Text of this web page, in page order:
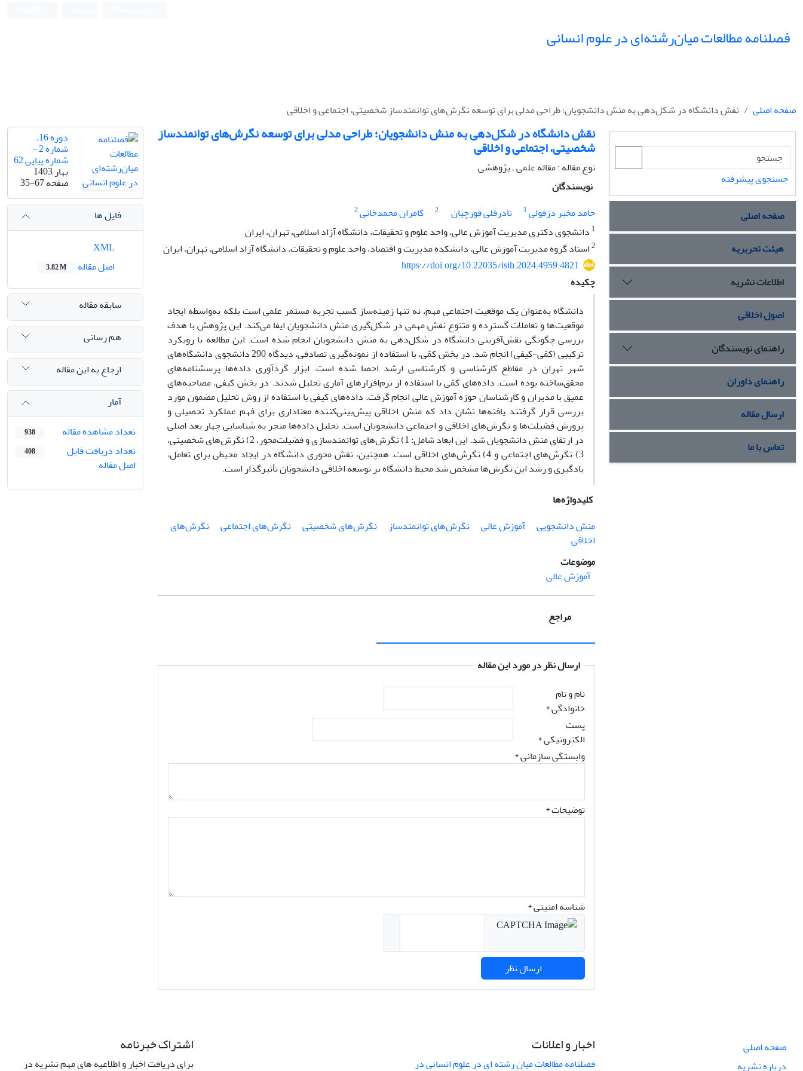
فصلنامه مطالعات میان‌رشته‌ای در علوم انسانی
صفحه اصلی نقش دانشگاه در شکل‌دهی به منش دانشجویان؛ طراحی مدلی برای توسعه نگرش‌های توانمندساز شخصیتی، اجتماعی و اخلاقی
نقش دانشگاه در شکل‌دهی به منش دانشجویان؛ طراحی مدلی برای توسعه نگرش‌های توانمندساز
شخصیتی، اجتماعی و اخلاقی
نوع مقاله : مقاله علمی ـ پژوهشی
نویسندگان
حامد مخبر دزفولی1 نادرقلی قورچیان 2 کامران محمدخانی2
1 دانشجوی دکتری مدیریت آموزش عالی، واحد علوم و تحقیقات، دانشگاه آزاد اسلامی، تهران، ایران
2استاد گروه مدیریت آموزش عالی، دانشکده مدیریت و اقتصاد، واحد علوم و تحقیقات، دانشگاه آزاد اسلامی، تهران، ایران
https://doi.org/10.22035/isih.2024.4959.4821
چکیده
دانشگاه به‌عنوان یک موقعیت اجتماعی مهم، نه تنها زمینه‌ساز کسب تجربه مستمر علمی است بلکه به‌واسطه ایجاد
موقعیت‌ها و تعاملات گسترده و متنوع نقش مهمی در شکل‌گیری منش دانشجویان ایفا می‌کند. این پژوهش با هدف
بررسی چگونگی نقش‌آفرینی دانشگاه در شکل‌دهی به منش دانشجویان انجام شده است. این مطالعه با رویکرد
ترکیبی (کمّی-کیفی) انجام شد. در بخش کمّی، با استفاده از نمونه‌گیری تصادفی، دیدگاه 290 دانشجوی دانشگاه‌های
شهر تهران در مقاطع کارشناسی و کارشناسی ارشد احصا شده است. ابزار گردآوری داده‌ها پرسشنامه‌های
محقق‌ساخته بوده است. داده‌های کمّی با استفاده از نرم‌افزارهای آماری تحلیل شدند. در بخش کیفی، مصاحبه‌های
عمیق با مدیران و کارشناسان حوزه آموزش عالی انجام گرفت. داده‌های کیفی با استفاده از روش تحلیل مضمون مورد
بررسی قرار گرفتند یافته‌ها نشان داد که منش اخلاقی پیش‌بینی‌کننده معناداری برای فهم عملکرد تحصیلی و
پرورش فضیلت‌ها و نگرش‌های اخلاقی و اجتماعی دانشجویان است. تحلیل داده‌ها منجر به شناسایی چهار بعد اصلی
در ارتقای منش دانشجویان شد. این ابعاد شامل: 1) نگرش‌های توانمندسازی و فضیلت‌محور، 2) نگرش‌های شخصیتی،
3) نگرش‌های اجتماعی و 4) نگرش‌های اخلاقی است. همچنین، نقش محوری دانشگاه در ایجاد محیطی برای تعامل،
یادگیری و رشد این نگرش‌ها مشخص شد محیط دانشگاه بر توسعه اخلاقی دانشجویان تأثیرگذار است.
کلیدواژه‌ها
منش دانشجویی
آموزش عالی نگرش‌های توانمندساز نگرش‌های شخصیتی نگرش‌های اجتماعی
نگرش‌های
اخلاقی
موضوعات
آموزش عالی
مراجع
ارسال نظر در مورد این مقاله
نام و نام
خانوادگی*
پست
الکترونیکی*
وابستگی سازمانی *
توضیحات *
شناسه امنیتی *
دوره 16،
شماره 2 -
شماره پیاپی 62
بهار 1403
صفحه35-67
فایل ها
اصل مقاله
3.82 M
سابقه مقاله
هم رسانی
ارجاع به این مقاله
آمار
تعداد مشاهده مقاله
938
تعداد دریافت فایل
اصل مقاله
408
جستجوی پیشرفته
صفحه اصلی
هیئت تحریریه
اطلاعات نشریه
اصول اخلاقی
راهنمای نویسندگان
راهنمای داوران
ارسال مقاله
تماس با ما
صفحه اصلی
درباره نشریه
اخبار و اعلانات
فصلنامه مطالعات میان رشته ای در علوم انسانی در
اشتراک خبرنامه
برای دریافت اخبار و اطلاعیه های مهم نشریه در